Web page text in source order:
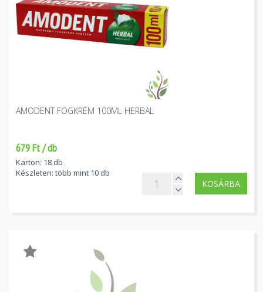
AMODENT FOGKRÉM 100ML HERBAL
679 Ft / db
Karton: 18 db
Készleten: több mint 10 db
KOSÁRBA